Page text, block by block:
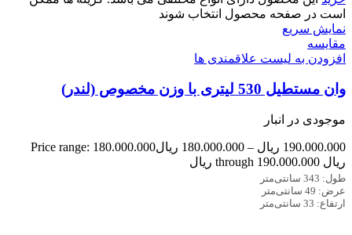
است در صفحه محصول انتخاب شوند
نمایش سریع
مقایسه
افزودن به لیست علاقمندی ها
وان مستطیل 530 لیتری با وزن مخصوص (لندر)
موجودی در انبار
190.000.000 ریال –
180.000.000 ریالPrice range: 180.000.000
ریال through 190.000.000 ریال
طول: 343 سانتی‌متر
عرض: 49 سانتی‌متر
ارتفاع: 33 سانتی‌متر